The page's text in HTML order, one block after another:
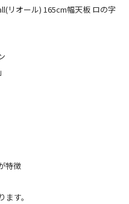
リオール) 165cm幅天板 ロの字
特徴
す。